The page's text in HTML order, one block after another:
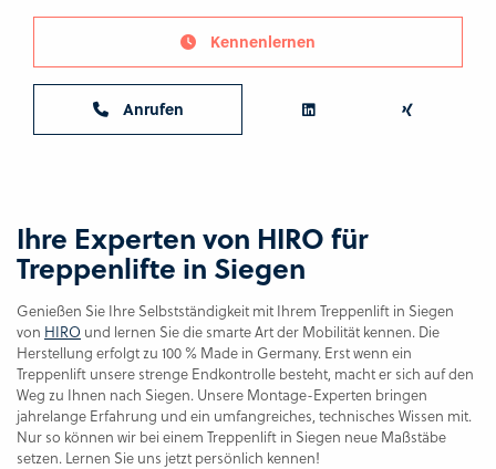
Kennenlernen
Anrufen
Ihre Experten von HIRO für
Treppenlifte in Siegen
Genießen Sie Ihre Selbstständigkeit mit Ihrem Treppenlift in Siegen
von HIRO und lernen Sie die smarte Art der Mobilität kennen. Die
Herstellung erfolgt zu 100 % Made in Germany. Erst wenn ein
Treppenlift unsere strenge Endkontrolle besteht, macht er sich auf den
Weg zu Ihnen nach Siegen. Unsere Montage-Experten bringen
jahrelange Erfahrung und ein umfangreiches, technisches Wissen mit.
Nur so können wir bei einem Treppenlift in Siegen neue Maßstäbe
setzen. Lernen Sie uns jetzt persönlich kennen!